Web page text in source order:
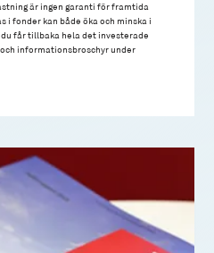
är ingen garanti för framtida
i fonder kan både öka och minska i
får tillbaka hela det investerade
informationsbroschyr under